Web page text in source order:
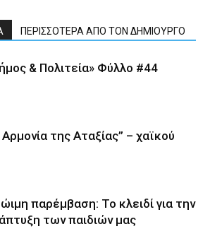
ΠΕΡΙΣΣΟΤΕΡΑ ΑΠΟ ΤΟΝ ΔΗΜΙΟΥΡΓΟ
& Πολιτεία» Φύλλο #44
της Αταξίας” – χαϊκού
παρέμβαση: Το κλειδί για την
των παιδιών µας